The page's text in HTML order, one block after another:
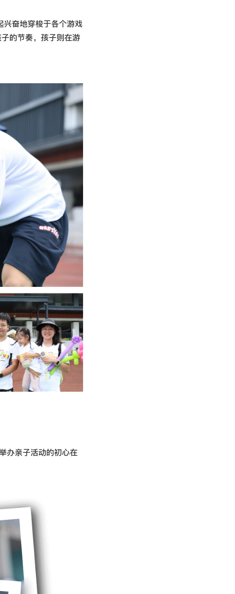
兴奋地穿梭于各个游戏
的节奏，孩子则在游
办亲子活动的初心在